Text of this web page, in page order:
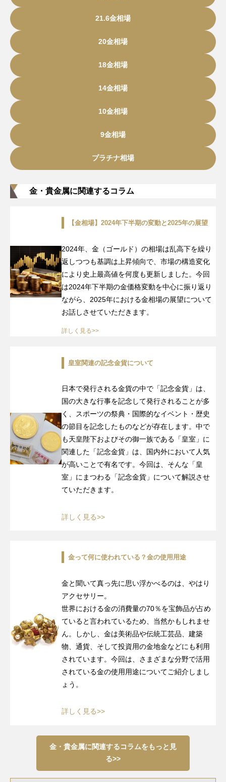
21.6金相場
20金相場
18金相場
14金相場
10金相場
9金相場
プラチナ相場
金・貴金属に関連するコラム
【金相場】2024年下半期の変動と2025年の展望
2024年、金（ゴールド）の相場は乱高下を繰り
返しつつも基調は上昇傾向で、市場の構造変化
により史上最高値を何度も更新しました。今回
は2024年下半期の金価格変動を中心に振り返り
ながら、2025年における金相場の展望について
お話しさせていただきます。
詳しく見る>>
皇室関連の記念金貨について
日本で発行される金貨の中で「記念金貨」は、
国の大きな行事を記念して発行されることが多
く、スポーツの祭典・国際的なイベント・歴史
の節目を記念したものなどが存在します。中で
も天皇陛下およびその御一族である「皇室」に
関連した「記念金貨」は、国内外において人気
が高いことで有名です。今回は、そんな「皇
室」にまつわる「記念金貨」について解説させ
ていただきます。
詳しく見る>>
金って何に使われている？金の使用用途
金と聞いて真っ先に思い浮かべるのは、やはり
アクセサリー。
世界における金の消費量の70％を宝飾品が占め
ていると言われているため、当然かもしれませ
ん。しかし、金は美術品や伝統工芸品、建築
物、通貨、そして投資用の金地金などにも利用
されています。今回は、さまざまな分野で活用
されている金の使用用途についてご紹介しまし
ょう。
詳しく見る>>
金・貴金属に関連するコラムをもっと見
る>>